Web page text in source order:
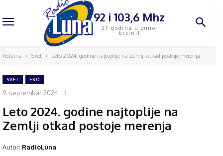
92 i 103,6 Mhz
27 godina u punoj
brzini!
Početna Svet Leto 2024. godine najtoplije na Zemlji otkad postoje merenja
SVET EKO
9. septembar 2024.
Leto 2024. godine najtoplije na
Zemlji otkad postoje merenja
Autor: RadioLuna